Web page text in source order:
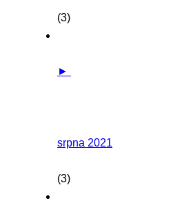
(3)
►
srpna 2021
(3)